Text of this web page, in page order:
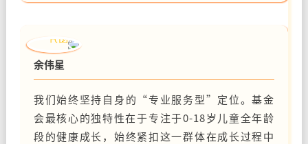
余伟星
我们始终坚持自身的“专业服务型”定位。基金
会最核心的独特性在于专注于0-18岁儿童全年龄
段的健康成长，始终紧扣这一群体在成长过程中